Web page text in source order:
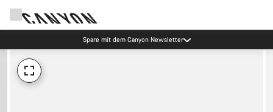
Spare mit dem Canyon Newsletter